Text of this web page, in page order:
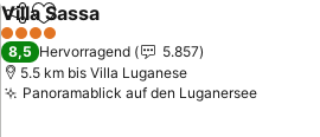
TeilenZu Favoriten hinzufügen
Villa Sassa
4 Sterne
8,5 Hervorragend
5.857
5.5 km bis Villa Luganese
Panoramablick auf den LuganerseePreise